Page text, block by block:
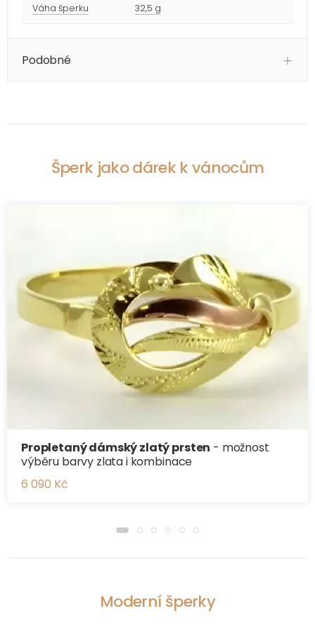
Váha šperku 32,5 g
Podobné
Šperk jako dárek k vánocům
Propletaný dámský zlatý prsten - možnost
výběru barvy zlata i kombinace
6 090 Kč
Moderní šperky